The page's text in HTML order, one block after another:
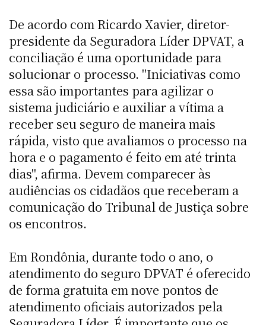
De acordo com Ricardo Xavier, diretor-
presidente da Seguradora Líder DPVAT, a
conciliação é uma oportunidade para
solucionar o processo. "Iniciativas como
essa são importantes para agilizar o
sistema judiciário e auxiliar a vítima a
receber seu seguro de maneira mais
rápida, visto que avaliamos o processo na
hora e o pagamento é feito em até trinta
dias", afirma. Devem comparecer às
audiências os cidadãos que receberam a
comunicação do Tribunal de Justiça sobre
os encontros.
Em Rondônia, durante todo o ano, o
atendimento do seguro DPVAT é oferecido
de forma gratuita em nove pontos de
atendimento oficiais autorizados pela